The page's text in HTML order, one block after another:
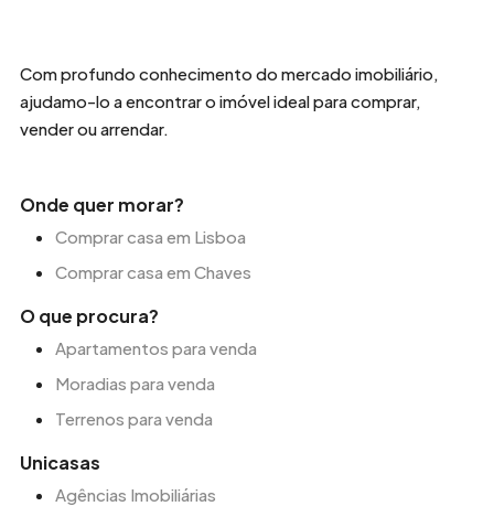
Com profundo conhecimento do mercado imobiliário,
ajudamo-lo a encontrar o imóvel ideal para comprar,
vender ou arrendar.
Onde quer morar?
Comprar casa em Lisboa
Comprar casa em Chaves
O que procura?
Apartamentos para venda
Moradias para venda
Terrenos para venda
Unicasas
Agências Imobiliárias